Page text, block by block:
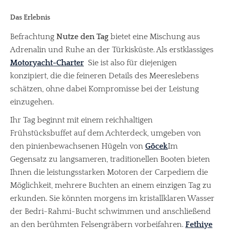
Das Erlebnis
Befrachtung Nutze den Tag bietet eine Mischung aus
Adrenalin und Ruhe an der Türkisküste. Als erstklassiges
Motoryacht-Charter Sie ist also für diejenigen
konzipiert, die die feineren Details des Meereslebens
schätzen, ohne dabei Kompromisse bei der Leistung
einzugehen.
Ihr Tag beginnt mit einem reichhaltigen
Frühstücksbuffet auf dem Achterdeck, umgeben von
den pinienbewachsenen Hügeln von GöcekIm
Gegensatz zu langsameren, traditionellen Booten bieten
Ihnen die leistungsstarken Motoren der Carpediem die
Möglichkeit, mehrere Buchten an einem einzigen Tag zu
erkunden. Sie könnten morgens im kristallklaren Wasser
der Bedri-Rahmi-Bucht schwimmen und anschließend
an den berühmten Felsengräbern vorbeifahren. Fethiye